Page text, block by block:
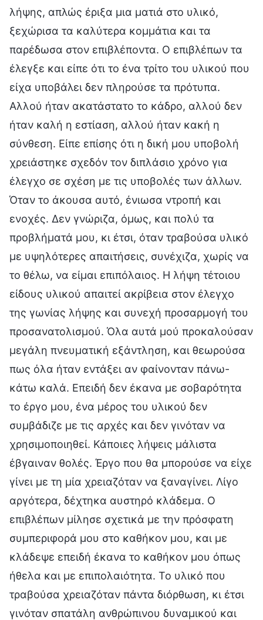
λήψης, απλώς έριξα μια ματιά στο υλικό,
ξεχώρισα τα καλύτερα κομμάτια και τα
παρέδωσα στον επιβλέποντα. Ο επιβλέπων τα
έλεγξε και είπε ότι το ένα τρίτο του υλικού που
είχα υποβάλει δεν πληρούσε τα πρότυπα.
Αλλού ήταν ακατάστατο το κάδρο, αλλού δεν
ήταν καλή η εστίαση, αλλού ήταν κακή η
σύνθεση. Είπε επίσης ότι η δική μου υποβολή
χρειάστηκε σχεδόν τον διπλάσιο χρόνο για
έλεγχο σε σχέση με τις υποβολές των άλλων.
Όταν το άκουσα αυτό, ένιωσα ντροπή και
ενοχές. Δεν γνώριζα, όμως, και πολύ τα
προβλήματά μου, κι έτσι, όταν τραβούσα υλικό
με υψηλότερες απαιτήσεις, συνέχιζα, χωρίς να
το θέλω, να είμαι επιπόλαιος. Η λήψη τέτοιου
είδους υλικού απαιτεί ακρίβεια στον έλεγχο
της γωνίας λήψης και συνεχή προσαρμογή του
προσανατολισμού. Όλα αυτά μού προκαλούσαν
μεγάλη πνευματική εξάντληση, και θεωρούσα
πως όλα ήταν εντάξει αν φαίνονταν πάνω-
κάτω καλά. Επειδή δεν έκανα με σοβαρότητα
το έργο μου, ένα μέρος του υλικού δεν
συμβάδιζε με τις αρχές και δεν γινόταν να
χρησιμοποιηθεί. Κάποιες λήψεις μάλιστα
έβγαιναν θολές. Έργο που θα μπορούσε να είχε
γίνει με τη μία χρειαζόταν να ξαναγίνει. Λίγο
αργότερα, δέχτηκα αυστηρό κλάδεμα. Ο
επιβλέπων μίλησε σχετικά με την πρόσφατη
συμπεριφορά μου στο καθήκον μου, και με
κλάδεψε επειδή έκανα το καθήκον μου όπως
ήθελα και με επιπολαιότητα. Το υλικό που
τραβούσα χρειαζόταν πάντα διόρθωση, κι έτσι
γινόταν σπατάλη ανθρώπινου δυναμικού και